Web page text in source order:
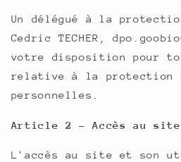
Un délégué à la
Cedric TECHER,
votre disposition pour
relative à la protection
personnelles.
Article 2 - Accès au site
L'accès au site et son